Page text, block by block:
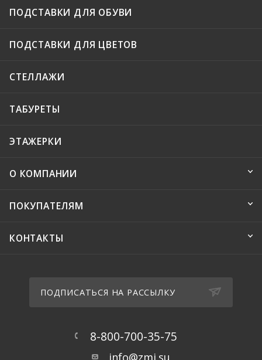
ПОДСТАВКИ ДЛЯ ОБУВИ
ПОДСТАВКИ ДЛЯ ЦВЕТОВ
СТЕЛЛАЖИ
ТАБУРЕТЫ
ЭТАЖЕРКИ
О КОМПАНИИ
ПОКУПАТЕЛЯМ
КОНТАКТЫ
ПОДПИСАТЬСЯ НА РАССЫЛКУ
8-800-700-35-75
info@zmi.su